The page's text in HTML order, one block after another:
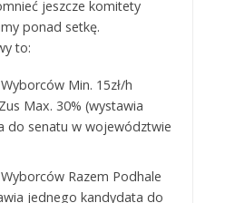
jeszcze komitety
ponad setkę.
to:
Min. 15zł/h
Max. 30% (wystawia
do senatu w województwie
Razem Podhale
jednego kandydata do